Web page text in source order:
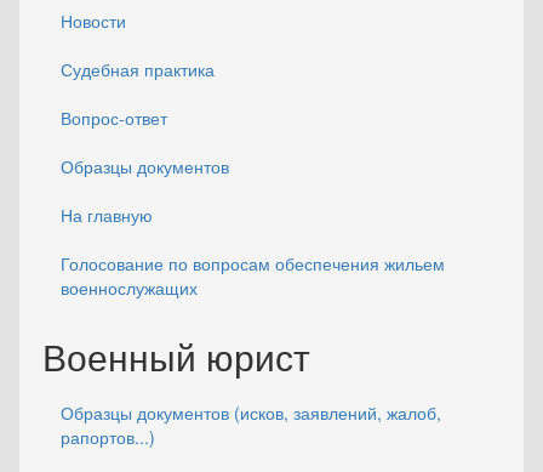
Новости
Судебная практика
Вопрос-ответ
Образцы документов
На главную
Голосование по вопросам обеспечения жильем
военнослужащих
Военный юрист
Образцы документов (исков, заявлений, жалоб,
рапортов...)